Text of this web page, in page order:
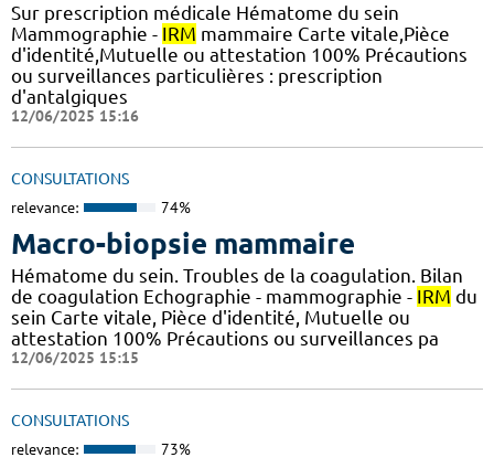
Sur prescription médicale Hématome du sein
Mammographie - IRM mammaire Carte vitale,Pièce
d'identité,Mutuelle ou attestation 100% Précautions
ou surveillances particulières : prescription
d'antalgiques
12/06/2025 15:16
CONSULTATIONS
relevance: 74%
Macro-biopsie mammaire
Hématome du sein. Troubles de la coagulation. Bilan
de coagulation Echographie - mammographie - IRM du
sein Carte vitale, Pièce d'identité, Mutuelle ou
attestation 100% Précautions ou surveillances pa
12/06/2025 15:15
CONSULTATIONS
relevance: 73%